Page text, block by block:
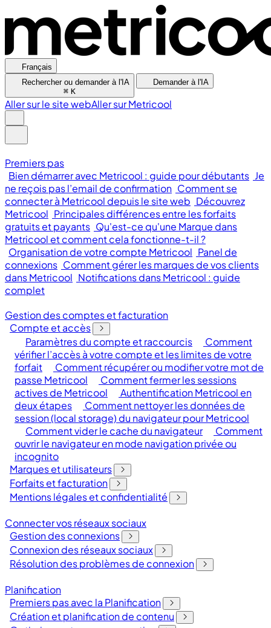
Français
Rechercher ou demander à l'IA
⌘ K
Demander à l'IA
Aller sur le site webAller sur Metricool
Premiers pas
Bien démarrer avec Metricool : guide pour débutants Je
ne reçois pas l’email de confirmation Comment se
connecter à Metricool depuis le site web Découvrez
Metricool Principales différences entre les forfaits
gratuits et payants Qu'est-ce qu'une Marque dans
Metricool et comment cela fonctionne-t-il ?
Organisation de votre compte Metricool Panel de
connexions Comment gérer les marques de vos clients
dans Metricool Notifications dans Metricool : guide
complet
Gestion des comptes et facturation
Compte et accès
Paramètres du compte et raccourcis
Comment
vérifier l’accès à votre compte et les limites de votre
forfait
Comment récupérer ou modifier votre mot de
passe Metricool
Comment fermer les sessions
actives de Metricool
Authentification Metricool en
deux étapes
Comment nettoyer les données de
session (local storage) du navigateur pour Metricool
Comment vider le cache du navigateur
Comment
ouvrir le navigateur en mode navigation privée ou
incognito
Marques et utilisateurs
Forfaits et facturation
Mentions légales et confidentialité
Connecter vos réseaux sociaux
Gestion des connexions
Connexion des réseaux sociaux
Résolution des problèmes de connexion
Planification
Premiers pas avec la Planification
Création et planification de contenu